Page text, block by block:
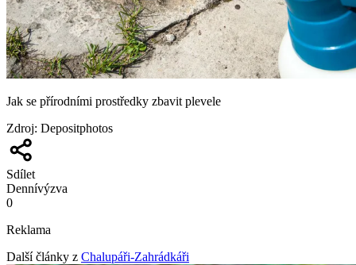
Jak se přírodními prostředky zbavit plevele
Zdroj: Depositphotos
Sdílet
Dennívýzva
0
Reklama
Další články z Chalupáři-Zahrádkáři